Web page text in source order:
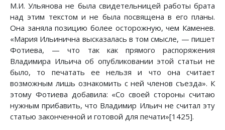
М.И. Ульянова не была свидетельницей работы брата
над этим текстом и не была посвящена в его планы.
Она заняла позицию более осторожную, чем Каменев.
«Мария Ильинична высказалась в том смысле, — пишет
Фотиева, — что так как прямого распоряжения
Владимира Ильича об опубликовании этой статьи не
было, то печатать ее нельзя и что она считает
возможным лишь ознакомить с ней членов съезда». К
этому Фотиева добавила: «Со своей стороны считаю
нужным прибавить, что Владимир Ильич не считал эту
статью законченной и готовой для печати»[1425].